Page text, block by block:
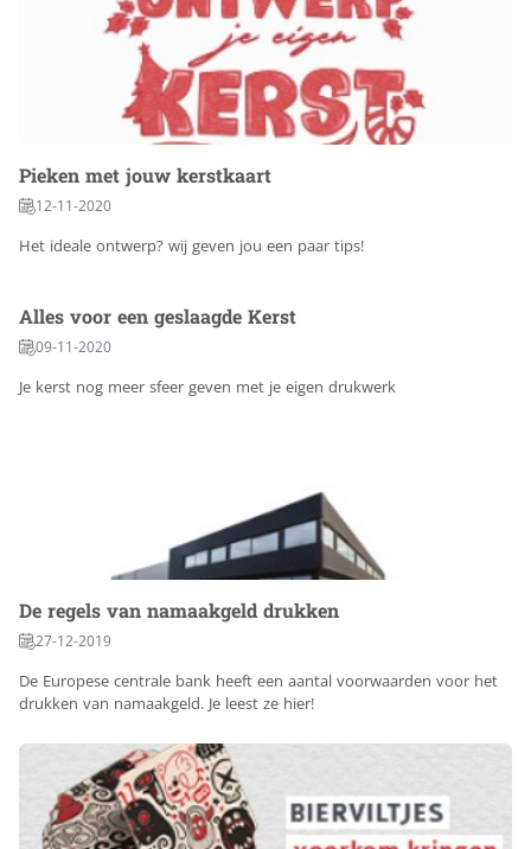
Pieken met jouw kerstkaart
12-11-2020
Het ideale ontwerp? wij geven jou een paar tips!
Alles voor een geslaagde Kerst
09-11-2020
Je kerst nog meer sfeer geven met je eigen drukwerk
De regels van namaakgeld drukken
27-12-2019
De Europese centrale bank heeft een aantal voorwaarden voor het
drukken van namaakgeld. Je leest ze hier!